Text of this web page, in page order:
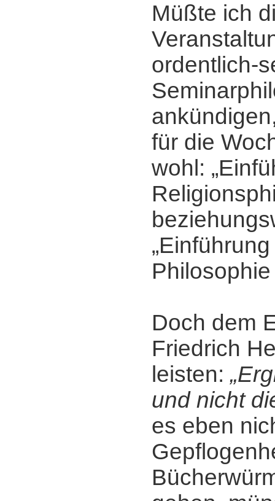
Müßte ich
ordentlich-
für die
wohl:
Doch dem
Friedrich
leisten:
und nicht
es eben